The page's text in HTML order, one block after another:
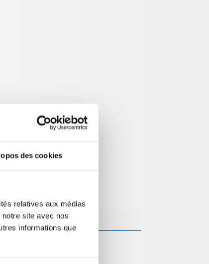
des cookies
relatives aux médias
site avec nos
informations que